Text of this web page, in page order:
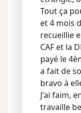
Tout ça
et 4 mois
recueillie
CAF et la
payé le
a fait de
bravo à
J'ai faim,
travaille